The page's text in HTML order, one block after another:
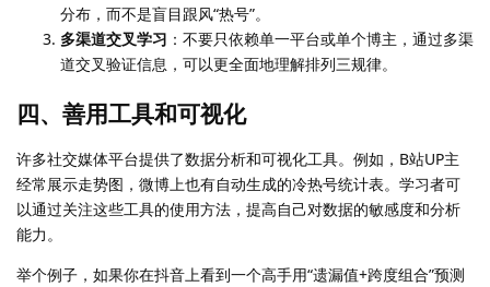
分布，而不是盲目跟风“热号”。
多渠道交叉学习 ：不要只依赖单一平台或单个博主，通过多渠
道交叉验证信息，可以更全面地理解排列三规律。
四、善用工具和可视化
许多社交媒体平台提供了数据分析和可视化工具。例如，B站UP主
经常展示走势图，微博上也有自动生成的冷热号统计表。学习者可
以通过关注这些工具的使用方法，提高自己对数据的敏感度和分析
能力。
举个例子，如果你在抖音上看到一个高手用“遗漏值+跨度组合”预测